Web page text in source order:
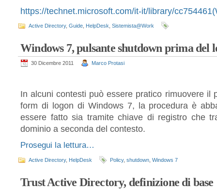
https://technet.microsoft.com/it-it/library/
Active Directory, Guide HelpDesk Sistemista@Work
Windows 7, pulsante shutdown prima del
30 Dicembre 2011 Marco Protasi
In alcuni contesti può essere pratico rimuovere il
form di logon di Windows 7, la procedura è
essere fatto sia tramite chiave di registro che
dominio a seconda del contesto.
Prosegui la lettura…
Active Directory, HelpDesk Policy, shutdown Windows 7
Trust Active Directory, definizione di base